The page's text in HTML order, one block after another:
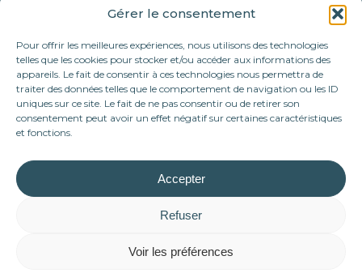
Gérer le consentement
Pour offrir les meilleures expériences, nous utilisons des technologies
telles que les cookies pour stocker et/ou accéder aux informations des
appareils. Le fait de consentir à ces technologies nous permettra de
traiter des données telles que le comportement de navigation ou les ID
uniques sur ce site. Le fait de ne pas consentir ou de retirer son
consentement peut avoir un effet négatif sur certaines caractéristiques
et fonctions.
Accepter
Refuser
Voir les préférences
Nos protégés
Nos chiens à l’adoption
Nos chats à l’adoption
Nos chiens en urgence
Nos adoptés
Nous aider
Parrainer
Devenir famille d’accueil